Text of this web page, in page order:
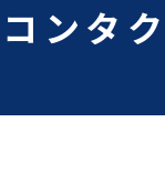
ンタ